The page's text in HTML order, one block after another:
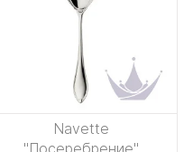
Navette
"Посеребрение"